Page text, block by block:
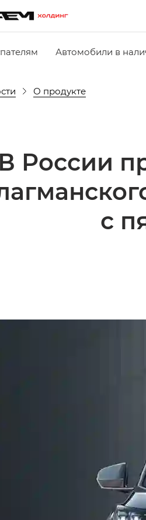
Автомобили в
О продукте
В России
с